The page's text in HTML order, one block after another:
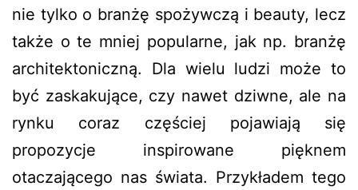
nie tylko o branżę spożywczą i beauty, lecz
także o te mniej popularne, jak np. branżę
architektoniczną. Dla wielu ludzi może to
być zaskakujące, czy nawet dziwne, ale na
rynku coraz częściej pojawiają się
propozycje inspirowane pięknem
otaczającego nas świata. Przykładem tego